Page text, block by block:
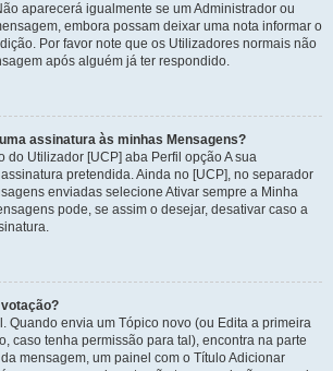
aparecerá igualmente se um Administrador ou
embora possam deixar uma nota informar o
Por favor note que os Utilizadores normais não
após alguém já ter respondido.
assinatura às minhas Mensagens?
do Utilizador [UCP] aba Perfil opção A sua
pretendida. Ainda no [UCP], no separador
enviadas selecione Ativar sempre a Minha
pode, se assim o desejar, desativar caso a
Quando envia um Tópico novo (ou Edita a primeira
caso tenha permissão para tal), encontra na parte
mensagem, um painel com o Título Adicionar